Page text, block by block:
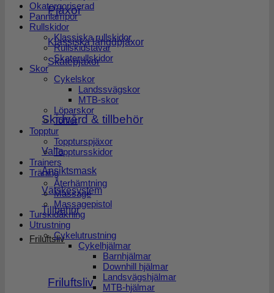
Pjäxor
Klassiska längdpjäxor
Skatepjäxor
Skidvård & tillbehör
Valla
Ansiktsmask
Vätskesystem
Tillbehör
Friluftsliv
Friluftsliv
Okatergoriserad
Pannlampor
Rullskidor
Klassiska rullskidor
Rullskidstavar
Skaterullskidor
Skor
Cykelskor
Landssvägskor
MTB-skor
Löparskor
Tofflor
Topptur
Toppturspjäxor
Topptursskidor
Trainers
Träning
Återhämtning
Massage
Massagepistol
Turskidåkning
Utrustning
Cykelutrustning
Cykelhjälmar
Barnhjälmar
Downhill hjälmar
Landsvägshjälmar
MTB-hjälmar